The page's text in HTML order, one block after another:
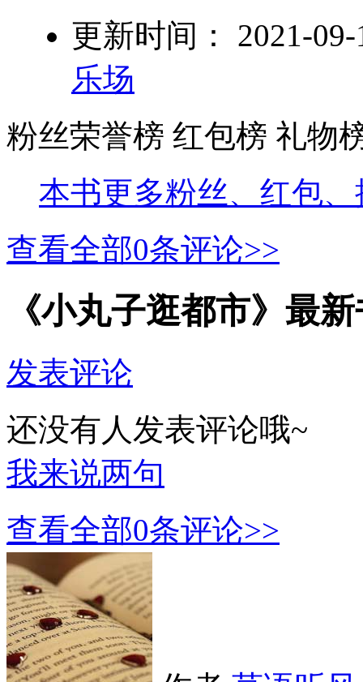
更新时间： 2021-
乐场
粉丝荣誉榜 红包榜 礼物
本书更多粉丝、红包
查看全部0条评论>>
《小丸子逛都市》最
发表评论
还没有人发表评论哦~
我来说两句
查看全部0条评论>>